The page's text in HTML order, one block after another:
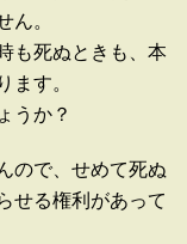
ん。
も死ぬときも、本
ます。
うか？
ので、せめて死ぬ
せる権利があって